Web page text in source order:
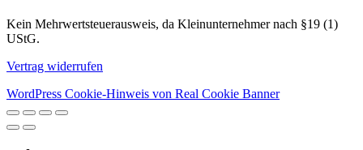
Kein Mehrwertsteuerausweis, da Kleinunternehmer nach §19 (1)
UStG.
Vertrag widerrufen
WordPress Cookie-Hinweis von Real Cookie Banner